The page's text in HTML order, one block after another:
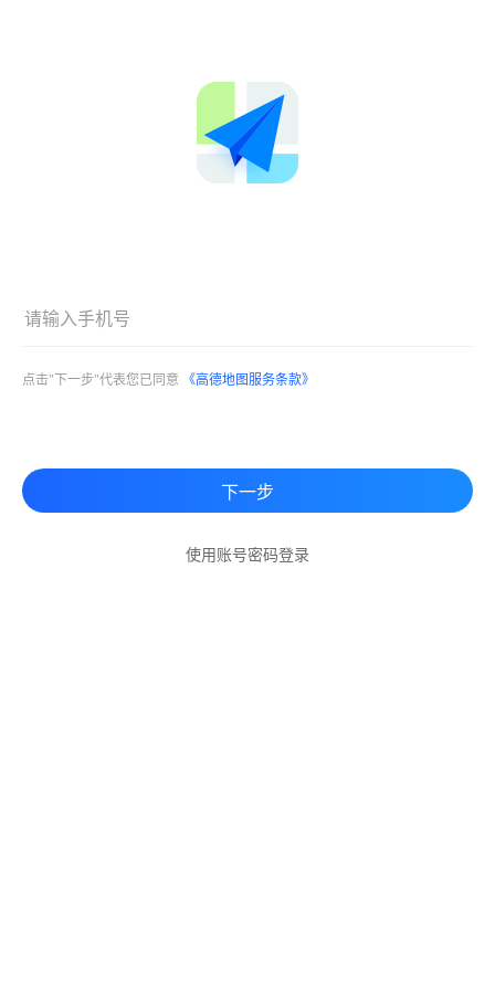
点击"下一步"代表您已同意 《高德地图服务条款》
下一步
使用账号密码登录